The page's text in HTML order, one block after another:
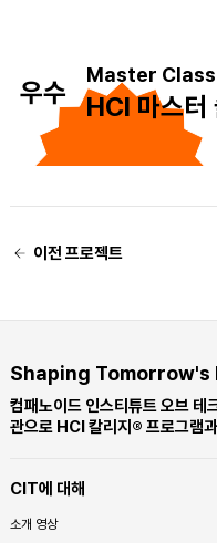
우수
Master Class
HCI 마스터
이전 프로젝트
Shaping Tomorrow's
컴패노이드 인스티튜트 오브 테
관으로 HCI 칼리지® 프로그램
CIT에 대해
소개 영상